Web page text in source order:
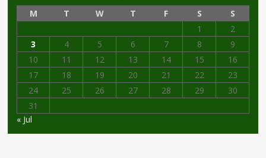
M
T W T F S
S
1
2
3
4 5 6 7 8
9
10
11 12 13 14 15
16
17
18 19 20 21 22
23
24
25 26 27 28 29
30
31
« Jul